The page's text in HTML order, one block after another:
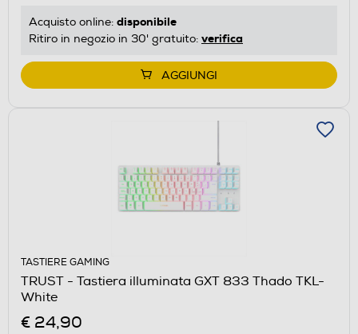
Acquisto online: disponibile
Ritiro in negozio in 30' gratuito: verifica
AGGIUNGI
TASTIERE GAMING
TRUST - Tastiera illuminata GXT 833 Thado TKL-
White
€ 24,90